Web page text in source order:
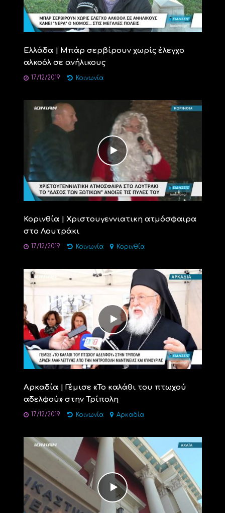
Ελλάδα | Μπάρ σερβίρουν χωρίς έλεγχο
αλκοόλ σε ανήλικους
17/12/2019 Κοινωνία
Κορινθία | Χριστουγεννιατικη ατμόσφαιρα
στο Λουτράκι
17/12/2019 Κοινωνία Κορινθία
Αρκαδία | Γέμισε «Το καλάθι του πτωχού
αδελφού» στην Τρίπολη
17/12/2019 Κοινωνία Αρκαδία